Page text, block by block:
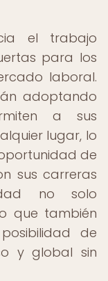
el trabajo
para los
laboral.
adoptando
a sus
lugar, lo
de
sus carreras
no solo
que también
de
y global sin